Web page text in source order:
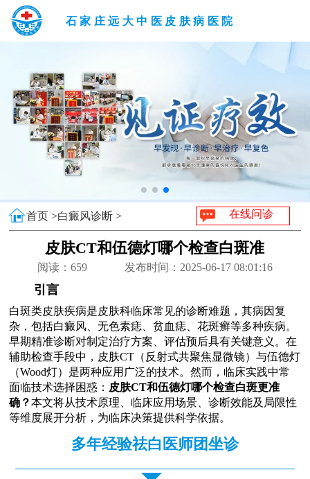
石家庄远大中医皮肤病医院
首页 >白癜风诊断 > 在线问诊
皮肤CT和伍德灯哪个检查白斑准
阅读： 659 发布时间：2025-06-17 08:01:16
引言
白斑类皮肤疾病是皮肤科临床常见的诊断难题，其病因复
杂，包括白癜风、无色素痣、贫血痣、花斑癣等多种疾病。
早期精准诊断对制定治疗方案、评估预后具有关键意义。在
辅助检查手段中，皮肤CT（反射式共聚焦显微镜）与伍德灯
（Wood灯）是两种应用广泛的技术。然而，临床实践中常
面临技术选择困惑： 皮肤CT和伍德灯哪个检查白斑更准
确？本文将从技术原理、临床应用场景、诊断效能及局限性
等维度展开分析，为临床决策提供科学依据。
多年经验祛白医师团坐诊